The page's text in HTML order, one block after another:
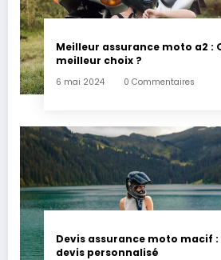
Meilleur assurance moto a2 :
meilleur choix ?
6 mai 2024 0 Commentaires
Devis assurance moto macif
devis personnalisé